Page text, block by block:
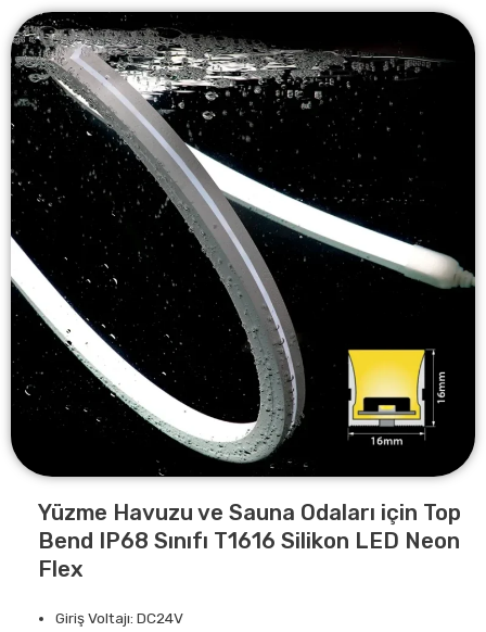
Yüzme Havuzu ve Sauna Odaları için Top
Bend IP68 Sınıfı T1616 Silikon LED Neon
Flex
Giriş Voltajı: DC24V